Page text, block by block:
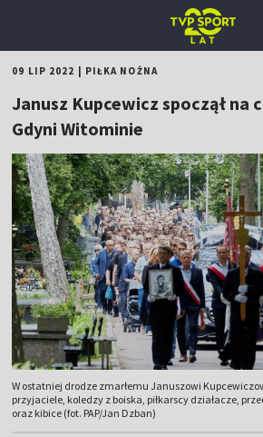
09 LIP 2022 PIŁKA NOŻNA
Janusz Kupcewicz spoczął na
Gdyni Witominie
W ostatniej drodze zmarłemu Januszowi
przyjaciele, koledzy z boiska, piłkarscy działacze,
oraz kibice (fot. PAP/Jan Dzban)